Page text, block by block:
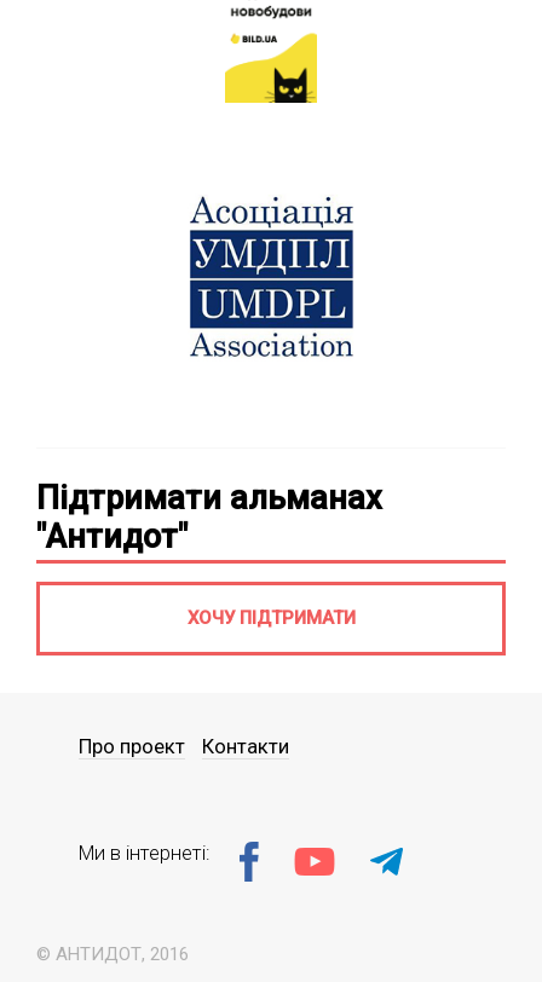
Підтримати альманах
"Антидот"
ХОЧУ ПІДТРИМАТИ
© АНТИДОТ, 2016
Про проект Контакти
Ми в інтернеті: